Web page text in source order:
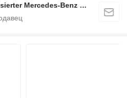
Stefan Ebert GmbH - Autorisierter Mercedes-Benz Servicepartner